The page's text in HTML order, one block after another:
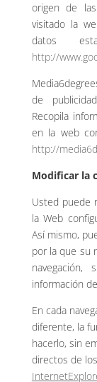
origen de
visitado la
datos
http://
de
Recopila
en la web
http://
Modificar la
Usted puede
la Web
Así mismo,
por la que su
navegación,
información
En cada
diferente, la
hacerlo, sin
directos de